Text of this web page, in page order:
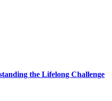
the Lifelong Challenge